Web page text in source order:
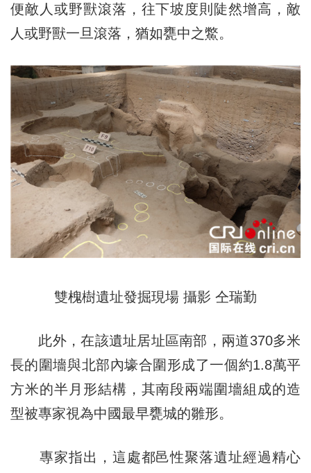
便敵人或野獸滾落，往下坡度則陡然增高，敵
人或野獸一旦滾落，猶如甕中之鱉。
雙槐樹遺址發掘現場 攝影 仝瑞勤
此外，在該遺址居址區南部，兩道370多米
長的圍墻與北部內壕合圍形成了一個約1.8萬平
方米的半月形結構，其南段兩端圍墻組成的造
型被專家視為中國最早甕城的雛形。
專家指出，這處都邑性聚落遺址經過精心